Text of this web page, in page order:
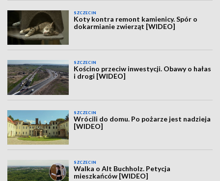
SZCZECIN
Koty kontra remont kamienicy. Spór o
dokarmianie zwierząt [WIDEO]
SZCZECIN
Kościno przeciw inwestycji. Obawy o hałas
i drogi [WIDEO]
SZCZECIN
Wrócili do domu. Po pożarze jest nadzieja
[WIDEO]
SZCZECIN
Walka o Alt Buchholz. Petycja
mieszkańców [WIDEO]